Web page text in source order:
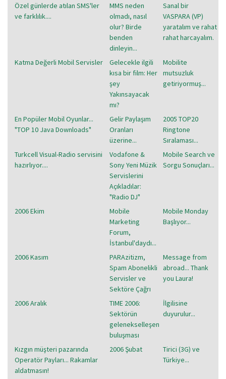
Özel günlerde atılan SMS'ler
ve farklılık....
MMS neden
olmadı, nasıl
olur? Birde
benden
dinleyin...
Sanal bir
VASPARA (VP)
yaratalım ve rahat
rahat harcayalım.
Katma Değerli Mobil Servisler
Gelecekle ilgili
kısa bir film: Her
şey
Yakınsayacak
mı?
Mobilite
mutsuzluk
getiriyormuş...
En Popüler Mobil Oyunlar...
"TOP 10 Java Downloads"
Gelir Paylaşım
Oranları
üzerine...
2005 TOP20
Ringtone
Sıralaması...
Turkcell Visual-Radio servisini
hazırlıyor....
Vodafone &
Sony Yeni Müzik
Servislerini
Açıkladılar:
"Radio DJ"
Mobile Search ve
Sorgu Sonuçları...
2006 Ekim
Mobile
Marketing
Forum,
İstanbul'daydı...
Mobile Monday
Başlıyor...
2006 Kasım
PARAzitizm,
Spam Abonelikli
Servisler ve
Sektöre Çağrı
Message from
abroad... Thank
you Laura!
2006 Aralık
TIME 2006:
Sektörün
gelenekselleşen
buluşması
İlgilisine
duyurulur...
Kızgın müşteri pazarında
Operatör Payları... Rakamlar
aldatmasın!
2006 Şubat
Tirici (3G) ve
Türkiye...